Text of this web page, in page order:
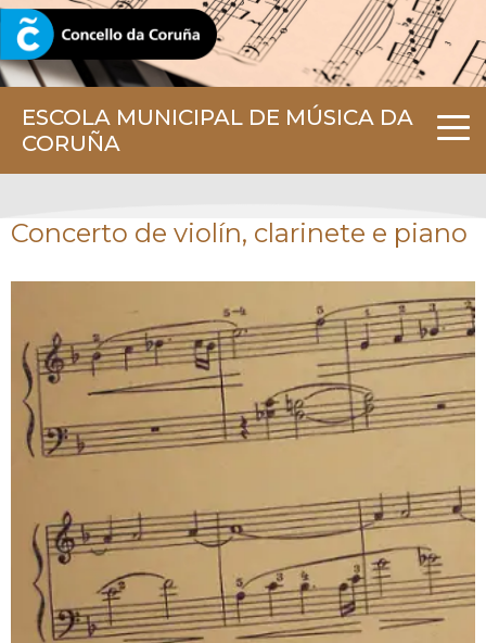
ESCOLA MUNICIPAL DE MÚSICA DA
CORUÑA
CORUNA.GAL
Concerto de violín, clarinete e piano